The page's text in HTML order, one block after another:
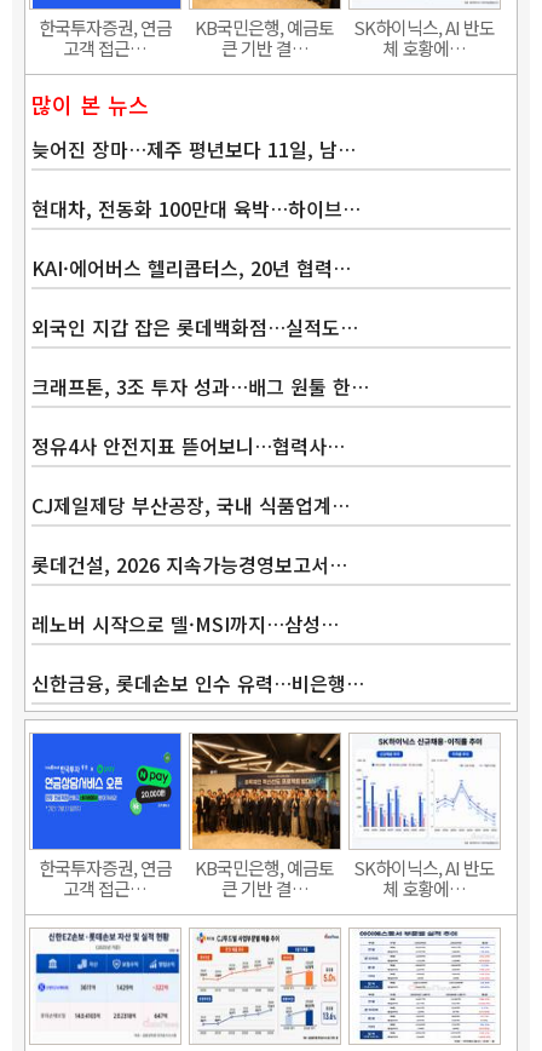
한국투자증권, 연금
고객 접근…
KB국민은행, 예금토
큰 기반 결…
SK하이닉스, AI 반도
체 호황에…
많이 본 뉴스
늦어진 장마…제주 평년보다 11일, 남…
현대차, 전동화 100만대 육박…하이브…
KAI·에어버스 헬리콥터스, 20년 협력…
외국인 지갑 잡은 롯데백화점…실적도…
크래프톤, 3조 투자 성과…배그 원툴 한…
정유4사 안전지표 뜯어보니…협력사…
CJ제일제당 부산공장, 국내 식품업계…
롯데건설, 2026 지속가능경영보고서…
레노버 시작으로 델·MSI까지…삼성…
신한금융, 롯데손보 인수 유력…비은행…
한국투자증권, 연금
고객 접근…
KB국민은행, 예금토
큰 기반 결…
SK하이닉스, AI 반도
체 호황에…